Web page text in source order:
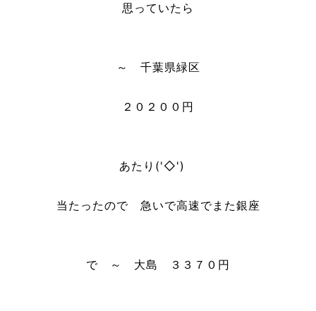
思っていたら
～ 千葉県緑区
２０２００円
あたり('◇')ゞ
当たったので 急いで高速でまた銀座
で ～ 大島 ３３７０円